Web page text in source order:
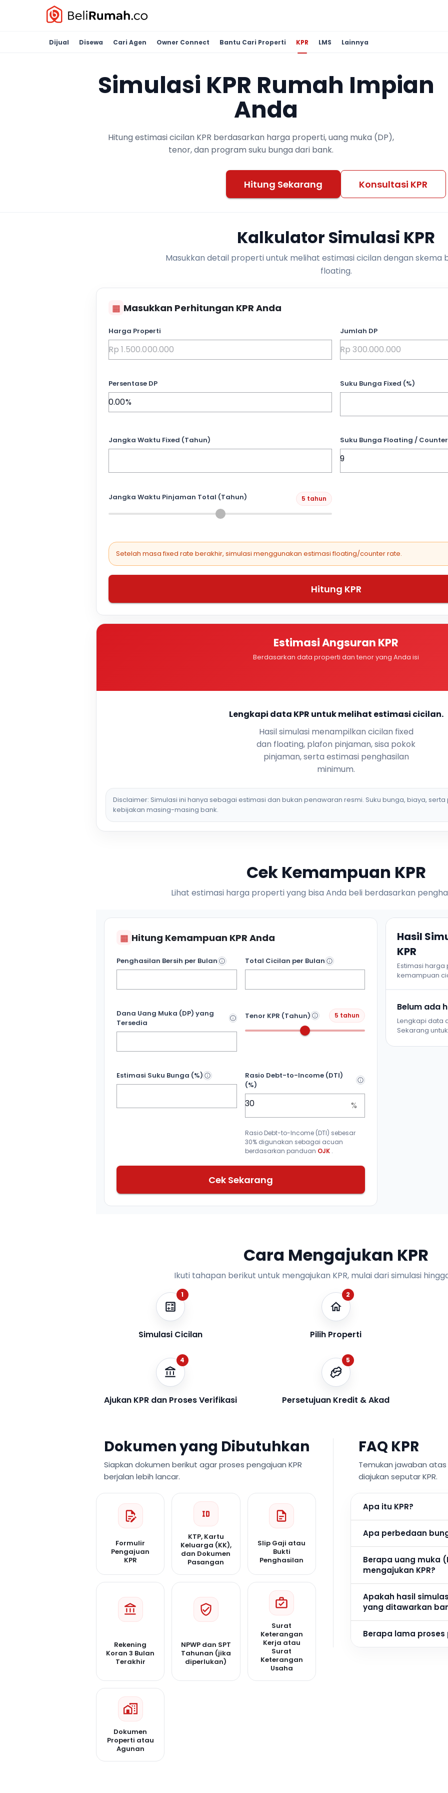
Dijual Disewa Cari Agen Owner Connect Bantu Cari Properti KPR LMS Lainnya
Simulasi KPR Rumah Impian
Anda
Hitung estimasi cicilan KPR berdasarkan harga properti, uang muka (DP),
tenor, dan program suku bunga dari bank.
Hitung Sekarang Konsultasi KPR
Kalkulator Simulasi KPR
Masukkan detail properti untuk melihat estimasi cicilan dengan skema
floating.
▦ Masukkan Perhitungan KPR Anda
Harga Properti Jumlah DP
Persentase DP Suku Bunga Fixed (%)
Jangka Waktu Fixed (Tahun) Suku Bunga Floating /
Jangka Waktu Pinjaman Total (Tahun) 5 tahun
Setelah masa fixed rate berakhir, simulasi menggunakan estimasi floating/counter rate.
Hitung KPR
Estimasi Angsuran KPR
Berdasarkan data properti dan tenor yang Anda isi
Lengkapi data KPR untuk melihat estimasi cicilan.
Hasil simulasi menampilkan cicilan fixed
dan floating, plafon pinjaman, sisa pokok
pinjaman, serta estimasi penghasilan
minimum.
Disclaimer: Simulasi ini hanya sebagai estimasi dan bukan penawaran resmi. Suku bunga, biaya,
kebijakan masing-masing bank.
Cek Kemampuan KPR
Lihat estimasi harga properti yang bisa Anda beli berdasarkan
▦ Hitung Kemampuan KPR Anda
Penghasilan Bersih per Bulan Total Cicilan per Bulan
Dana Uang Muka (DP) yang
Tersedia
Tenor KPR (Tahun) 5 tahun
Estimasi Suku Bunga (%)
Rasio Debt-to-Income (DTI)
(%)
%
Rasio Debt-to-Income (DTI) sebesar
30% digunakan sebagai acuan
berdasarkan panduan OJK .
Cek Sekarang
Hasil
KPR
Estimasi
kemampuan
Belum ada
Lengkapi data
Sekarang
Cara Mengajukan KPR
Ikuti tahapan berikut untuk mengajukan KPR, mulai dari simulasi
1
Simulasi Cicilan
2
Pilih Properti
4
Ajukan KPR dan Proses Verifikasi
5
Persetujuan Kredit & Akad
Dokumen yang Dibutuhkan
Siapkan dokumen berikut agar proses pengajuan KPR
berjalan lebih lancar.
Formulir
Pengajuan
KPR
KTP, Kartu
Keluarga (KK),
dan Dokumen
Pasangan
Slip Gaji atau
Bukti
Penghasilan
Rekening
Koran 3 Bulan
Terakhir
NPWP dan SPT
Tahunan (jika
diperlukan)
Surat
Keterangan
Kerja atau
Surat
Keterangan
Usaha
Dokumen
Properti atau
Agunan
FAQ KPR
Temukan jawaban
diajukan seputar KPR.
Apa itu KPR?
Apa perbedaan
Berapa uang muka
mengajukan KPR?
Apakah hasil
yang ditawarkan
Berapa lama proses